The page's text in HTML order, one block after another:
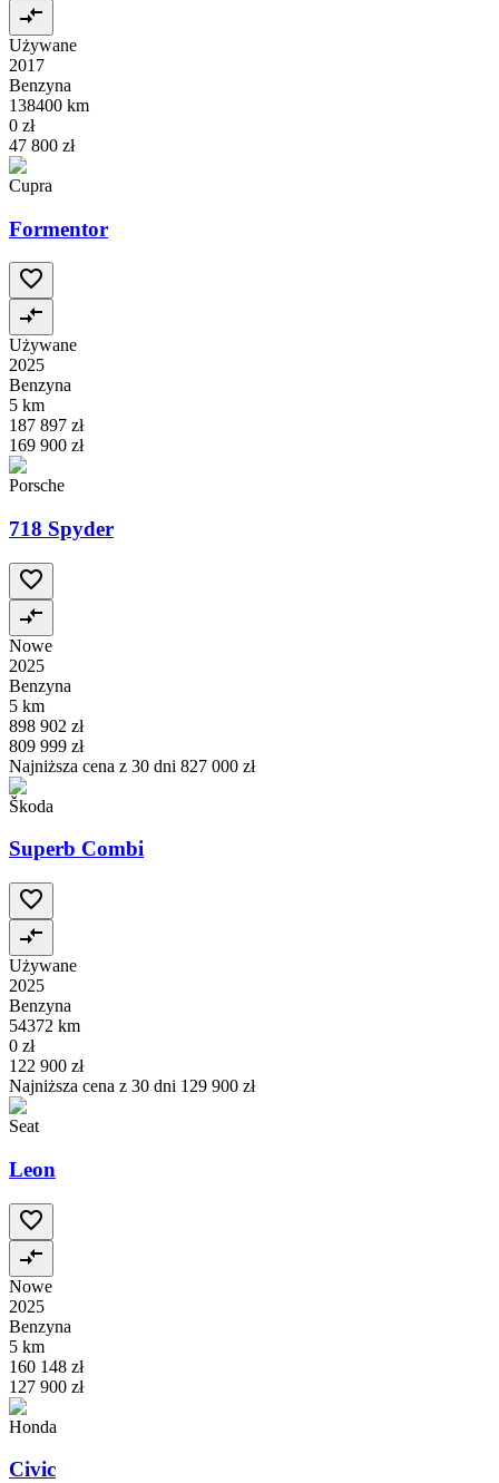
Używane
2017
Benzyna
138400 km
0 zł
47 800 zł
Cupra
Formentor
Używane
2025
Benzyna
5 km
187 897 zł
169 900 zł
Porsche
718 Spyder
Nowe
2025
Benzyna
5 km
898 902 zł
809 999 zł
Najniższa cena z 30 dni 827 000 zł
Škoda
Superb Combi
Używane
2025
Benzyna
54372 km
0 zł
122 900 zł
Najniższa cena z 30 dni 129 900 zł
Seat
Leon
Nowe
2025
Benzyna
5 km
160 148 zł
127 900 zł
Honda
Civic